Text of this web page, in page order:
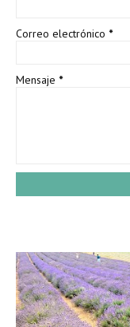
Correo electrónico *
Mensaje *